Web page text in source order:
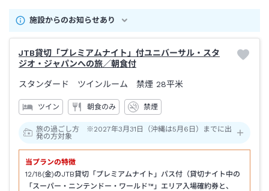
施設からのお知らせあり
JTB貸切「プレミアムナイト」付ユニバーサル・スタ
ジオ・ジャパンへの旅／朝食付
スタンダード ツインルーム 禁煙 28平米
ツイン 朝食のみ 禁煙
旅の過ごし方 ※2027年3月31日（沖縄は5月6日）までに出
発の方対象
当プランの特徴
12/18(金)のJTB貸切「プレミアムナイト」パス付（貸切ナイト中の
「スーパー・ニンテンドー・ワールド™」エリア入場確約券と、